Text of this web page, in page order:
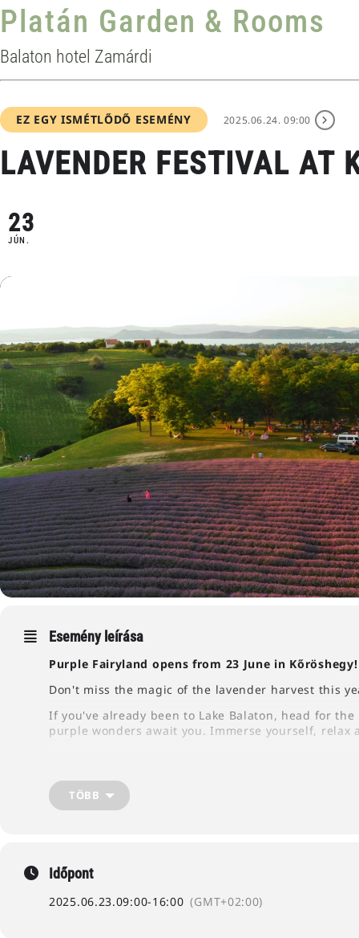
Platán Garden & Rooms
Balaton hotel Zamárdi
EZ EGY ISMÉTLŐDŐ ESEMÉNY 2025.06.24. 09:00
LAVENDER FESTIVAL AT
23
JÚN.
Esemény leírása
Purple Fairyland opens from 23 June in Kőröshegy!
Don't miss the magic of the lavender harvest this
If you've already been to Lake Balaton, head for
purple wonders await you. Immerse yourself,
TÖBB
Időpont
2025.06.23.09:00-16:00 (GMT+02:00)